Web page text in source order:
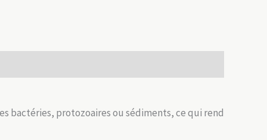
bactéries, protozoaires ou sédiments, ce qui rend